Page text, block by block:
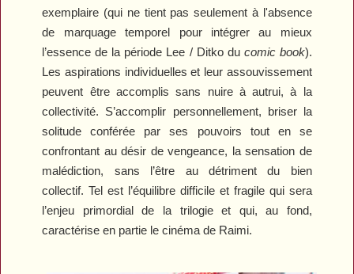
exemplaire (qui ne tient pas seulement à l'absence
de marquage temporel pour intégrer au mieux
l’essence de la période Lee / Ditko du comic book).
Les aspirations individuelles et leur assouvissement
peuvent être accomplis sans nuire à autrui, à la
collectivité. S’accomplir personnellement, briser la
solitude conférée par ses pouvoirs tout en se
confrontant au désir de vengeance, la sensation de
malédiction, sans l’être au détriment du bien
collectif. Tel est l’équilibre difficile et fragile qui sera
l’enjeu primordial de la trilogie et qui, au fond,
caractérise en partie le cinéma de Raimi.